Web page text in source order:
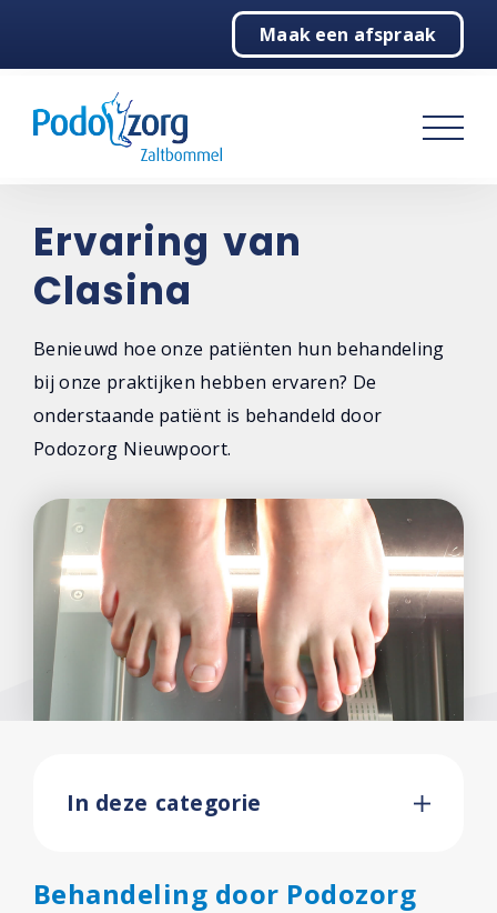
Maak een afspraak
Podologie
Behandelingen
Over ons
Contact
Ervaring van
Clasina
Benieuwd hoe onze patiënten hun behandeling
bij onze praktijken hebben ervaren? De
onderstaande patiënt is behandeld door
Podozorg Nieuwpoort.
In deze categorie
Behandeling door Podozorg